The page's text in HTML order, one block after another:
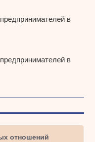
в
в
отношений